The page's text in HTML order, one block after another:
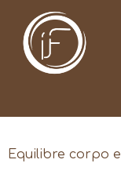
Equilibre corpo